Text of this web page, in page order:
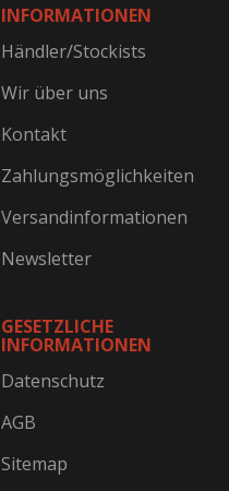
INFORMATIONEN
Händler/Stockists
Wir über uns
Kontakt
Zahlungsmöglichkeiten
Versandinformationen
Newsletter
GESETZLICHE
INFORMATIONEN
Datenschutz
AGB
Sitemap